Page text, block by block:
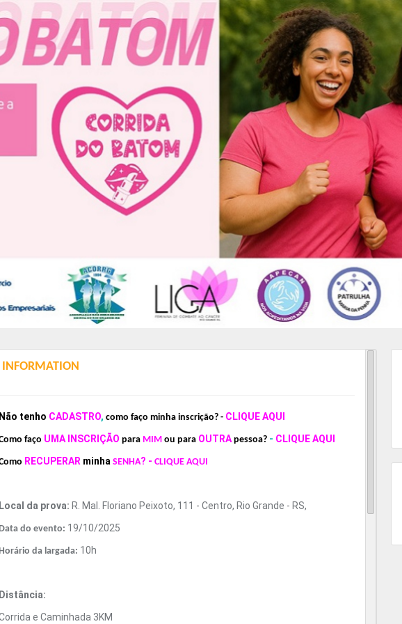
INFORMATION
Não tenho CADASTRO, como faço minha inscrição? - CLIQUE AQUI
mo faço UMA INSCRIÇÃO para MIM ou para OUTRA pessoa? - CLIQUE AQUI
mo RECUPERAR minha SENHA? - CLIQUE AQUI
Local da prova: R. Mal. Floriano Peixoto, 111 - Centro, Rio Grande - RS,
do evento: 19/10/2025
da largada: 10h
Distância:
e Caminhada 3KM